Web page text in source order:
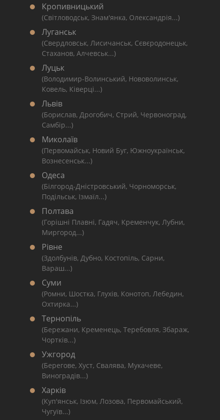
Кропивницький
(Світловодськ, Знам'янка, Олександрія...)
Луганськ
(Свердловськ, Лисичанськ, Сєвєродонецьк,
Стаханов, Алчевськ...)
Луцьк
(Володимир-Волинський, Нововолинськ,
Ковель, Ківерці...)
Львів
(Борислав, Дрогобич, Стрий, Червоноград,
Самбір...)
Миколаїв
(Первомайськ, Новий Буг, Южноукраїнськ,
Вознесенськ...)
Одеса
(Білгород-Дністровський, Чорноморськ,
Подільськ, Ізмаїл...)
Полтава
(Горішні Плавні, Гадяч, Кременчук, Лубни,
Миргород...)
Рівне
(Здолбунів, Дубно, Костопіль, Сарни,
Вараш...)
Суми
(Ромни, Шостка, Глухів, Конотоп, Лебедин,
Охтирка...)
Тернопіль
(Бережани, Кременець, Теребовля, Збараж,
Чортків...)
Ужгород
(Берегове, Хуст, Свалява, Мукачеве,
Виноградів...)
Харків
(Куп'янськ, Ізюм, Лозова, Первомайський,
Чугуїв...)